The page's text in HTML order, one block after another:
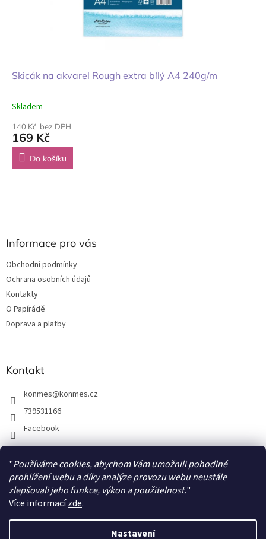
"Používáme cookies, abychom Vám umožnili pohodlné
prohlížení webu a díky analýze provozu webu neustále
zlepšovali jeho funkce, výkon a použitelnost."
Více informacízde.
Nastavení
Skicák na akvarel Rough extra bílý A4 240g/m
Skladem
140 Kč bez DPH
169 Kč
Do košíku
Z
Informace pro vás
Obchodní podmínky
Ochrana osobních údajů
Kontakty
O Papírádě
Doprava a platby
Kontakt
konmes@konmes.cz
739531166
Facebook
Facebook